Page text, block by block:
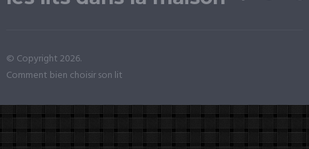
© Copyright 2026.
Comment bien choisir son lit